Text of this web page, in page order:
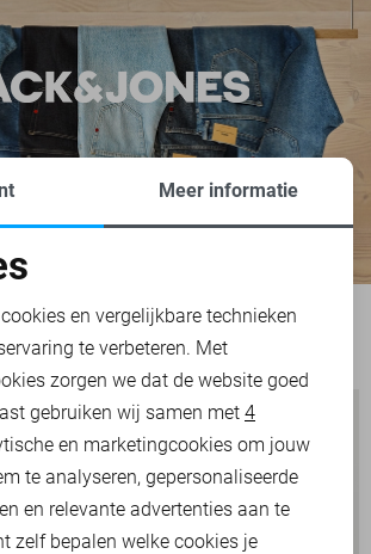
WAARD
cookies
cookies
cookies
Meer informatie
en vergelijkbare technieken
te verbeteren. Met
zorgen we dat de website goed
gebruiken wij samen met 4
en marketingcookies om jouw
te analyseren, gepersonaliseerde
en relevante advertenties aan te
zelf bepalen welke cookies je